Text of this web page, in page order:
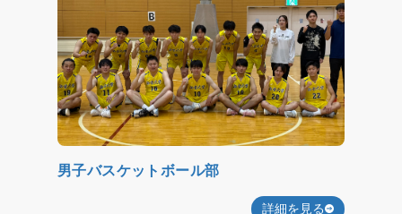
男子バスケットボール部
詳細を見る